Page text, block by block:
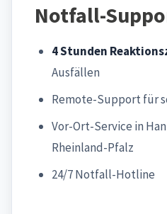
Notfall-
4 Stunden
Ausfällen
Remote-Support für
Vor-Ort-Service in
Rheinland-Pfalz
24/7 Notfall-Hotline